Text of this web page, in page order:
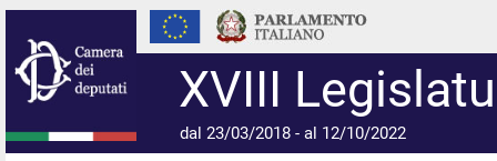
XVIII
dal 23/03/2018 - al 12/10/2022